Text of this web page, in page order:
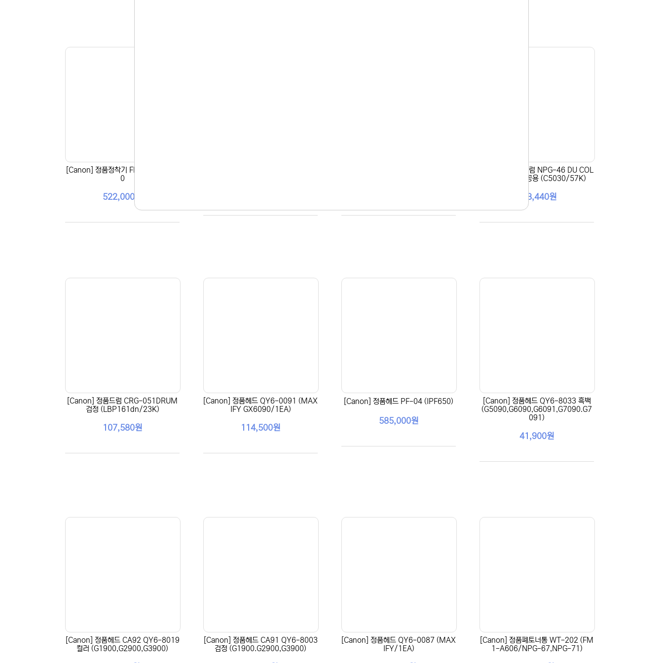
[Canon] 정품정착기 FM1-J024-00
0
522,000원
[Canon] 정품드럼 NPG-46 DU COL
OR 3색 컬러공용 (C5030/57K)
288,440원
[Canon] 정품드럼 CRG-051DRUM
검정 (LBP161dn/23K)
107,580원
[Canon] 정품헤드 QY6-0091 (MAX
IFY GX6090/1EA)
114,500원
[Canon] 정품헤드 PF-04 (IPF650)
585,000원
[Canon] 정품헤드 QY6-8033 흑백
(G5090,G6090,G6091,G7090.G7
091)
41,900원
[Canon] 정품헤드 CA92 QY6-8019
컬러 (G1900,G2900,G3900)
[Canon] 정품헤드 CA91 QY6-8003
검정 (G1900.G2900,G3900)
[Canon] 정품헤드 QY6-0087 (MAX
IFY/1EA)
[Canon] 정품폐토너통 WT-202 (FM
1-A606/NPG-67,NPG-71)